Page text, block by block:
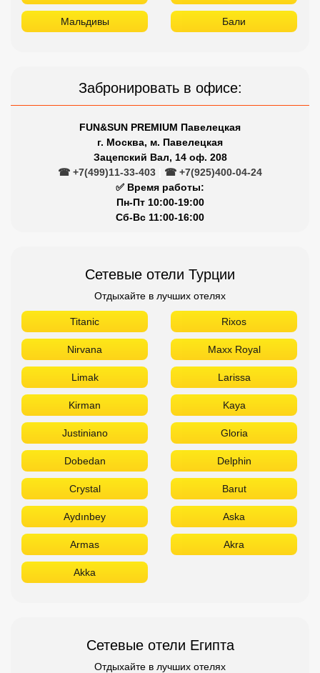
Мальдивы Бали
Забронировать в офисе:
FUN&SUN PREMIUM Павелецкая
г. Москва, м. Павелецкая
Зацепский Вал, 14 оф. 208
☎ +7(499)11-33-403
☎ +7(925)400-04-24
✅ Время работы:
Пн-Пт 10:00-19:00
Сб-Вс 11:00-16:00
Сетевые отели Турции
Отдыхайте в лучших отелях
Titanic Rixos
Nirvana Maxx Royal
Limak Larissa
Kirman Kaya
Justiniano Gloria
Dobedan Delphin
Crystal Barut
Aydınbey Aska
Armas Akra
Akka
Сетевые отели Египта
Отдыхайте в лучших отелях